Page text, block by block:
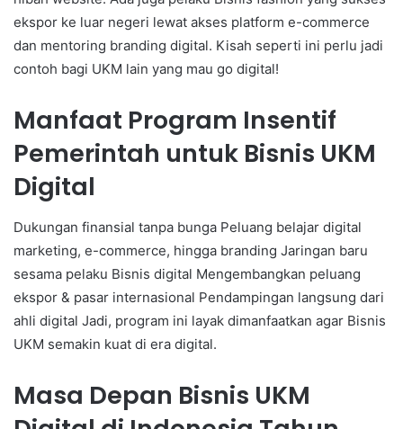
ekspor ke luar negeri lewat akses platform e-commerce
dan mentoring branding digital. Kisah seperti ini perlu jadi
contoh bagi UKM lain yang mau go digital!
Manfaat Program Insentif
Pemerintah untuk Bisnis UKM
Digital
Dukungan finansial tanpa bunga Peluang belajar digital
marketing, e-commerce, hingga branding Jaringan baru
sesama pelaku Bisnis digital Mengembangkan peluang
ekspor & pasar internasional Pendampingan langsung dari
ahli digital Jadi, program ini layak dimanfaatkan agar Bisnis
UKM semakin kuat di era digital.
Masa Depan Bisnis UKM